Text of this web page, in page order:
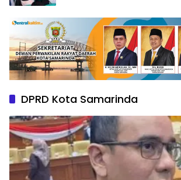
DPRD Kota Samarinda